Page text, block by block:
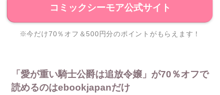
コミックシーモア公式サイト
※今だけ70％オフ＆500円分のポイントがもらえます！
「愛が重い騎士公爵は追放令嬢」が70％オフで
読めるのはebookjapanだけ